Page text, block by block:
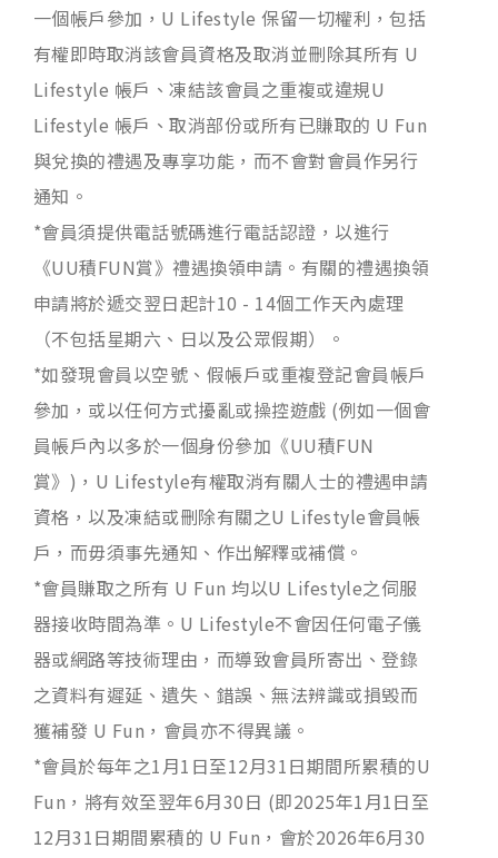
一個帳戶參加，U Lifestyle 保留一切權利，包括
有權即時取消該會員資格及取消並刪除其所有 U
Lifestyle 帳戶、凍結該會員之重複或違規U
Lifestyle 帳戶、取消部份或所有已賺取的 U Fun
與兌換的禮遇及專享功能，而不會對會員作另行
通知。
*會員須提供電話號碼進行電話認證，以進行
《UU積FUN賞》禮遇換領申請。有關的禮遇換領
申請將於遞交翌日起計10 - 14個工作天內處理
（不包括星期六、日以及公眾假期）。
*如發現會員以空號、假帳戶或重複登記會員帳戶
參加，或以任何方式擾亂或操控遊戲 (例如一個會
員帳戶內以多於一個身份參加《UU積FUN
賞》)，U Lifestyle有權取消有關人士的禮遇申請
資格，以及凍結或刪除有關之U Lifestyle會員帳
戶，而毋須事先通知、作出解釋或補償。
*會員賺取之所有 U Fun 均以U Lifestyle之伺服
器接收時間為準。U Lifestyle不會因任何電子儀
器或網路等技術理由，而導致會員所寄出、登錄
之資料有遲延、遺失、錯誤、無法辨識或損毁而
獲補發 U Fun，會員亦不得異議。
*會員於每年之1月1日至12月31日期間所累積的U
Fun，將有效至翌年6月30日 (即2025年1月1日至
12月31日期間累積的 U Fun，會於2026年6月30